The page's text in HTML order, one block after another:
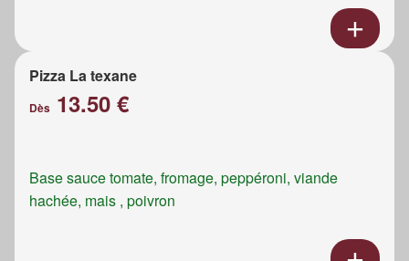
Pizza La texane
Dès 13.50 €
Base sauce tomate, fromage, peppéroni, viande
hachée, mais , poivron